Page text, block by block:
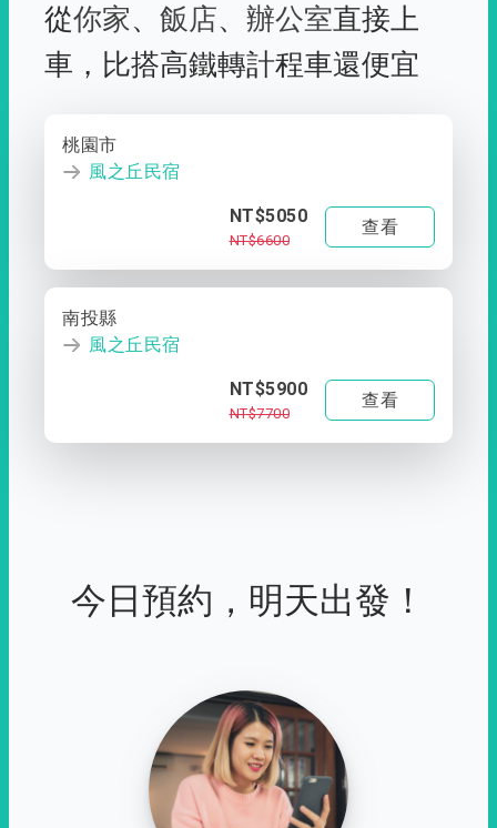
從你家、 飯店、 辦公室直接上
車， 比搭高鐵轉計程車還便宜
桃園市
風之丘民宿
NT$5050
NT$6600
查看
南投縣
風之丘民宿
NT$5900
NT$7700
查看
今日預約，明天出發！